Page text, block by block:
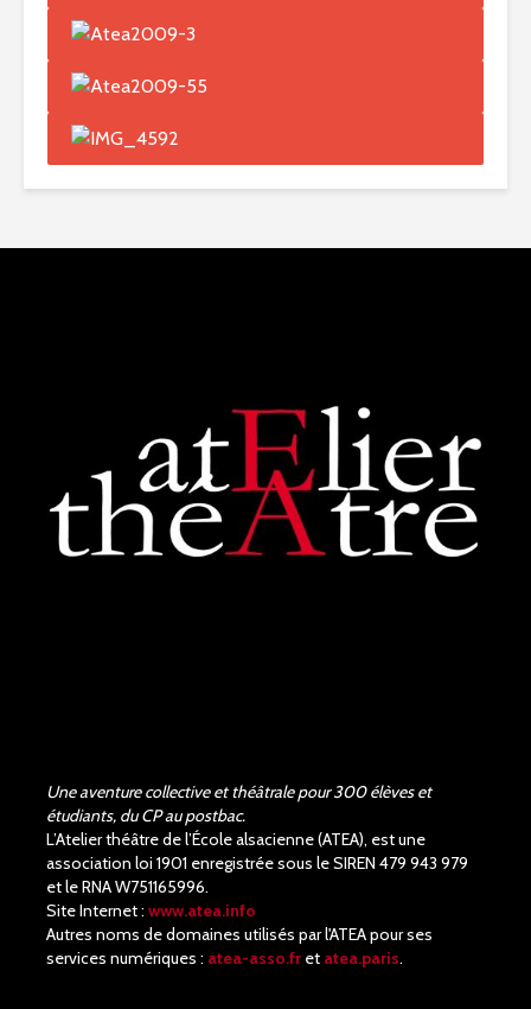
Une aventure collective et théâtrale pour 300 élèves et
étudiants, du CP au postbac.
L’Atelier théâtre de l’École alsacienne (ATEA), est une
association loi 1901 enregistrée sous le SIREN 479 943 979
et le RNA W751165996.
Site Internet : www.atea.info
Autres noms de domaines utilisés par l'ATEA pour ses
services numériques : atea-asso.fr et atea.paris.